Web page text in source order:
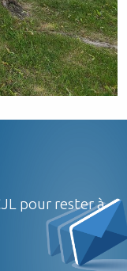
pour rester à